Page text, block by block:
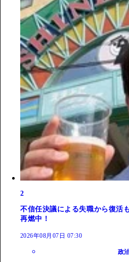
2
不信任決議による失職から復活
再燃中！
2026年08月07日 07:30
政